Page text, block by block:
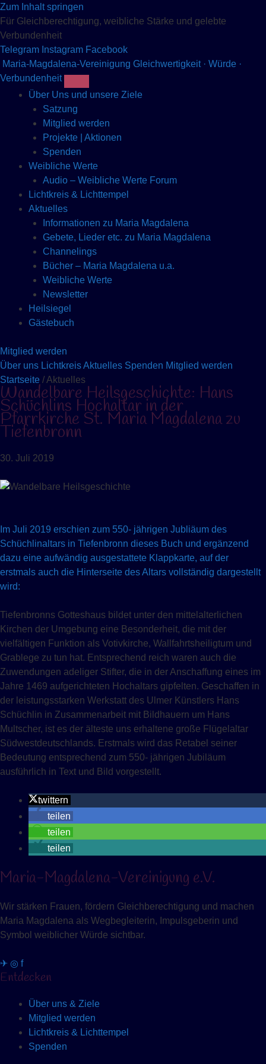
Zum Inhalt springen
Für Gleichberechtigung, weibliche Stärke und gelebte
Verbundenheit
Telegram Instagram Facebook
Maria-Magdalena-Vereinigung Gleichwertigkeit · Würde ·
Verbundenheit
Über Uns und unsere Ziele
Satzung
Mitglied werden
Projekte | Aktionen
Spenden
Weibliche Werte
Audio – Weibliche Werte Forum
Lichtkreis & Lichttempel
Aktuelles
Informationen zu Maria Magdalena
Gebete, Lieder etc. zu Maria Magdalena
Channelings
Bücher – Maria Magdalena u.a.
Weibliche Werte
Newsletter
Heilsiegel
Gästebuch
Mitglied werden
Über uns LichtkreisAktuelles Spenden Mitglied werden
Startseite / Aktuelles
Wandelbare Heilsgeschichte: Hans
Schüchlins Hochaltar in der
Pfarrkirche St. Maria Magdalena zu
Tiefenbronn
30. Juli 2019
Im Juli 2019 erschien zum 550- jährigen Jubliäum des
Schüchlinaltars in Tiefenbronn dieses Buch und ergänzend
dazu eine aufwändig ausgestattete Klappkarte, auf der
erstmals auch die Hinterseite des Altars vollständig dargestellt
wird:
Tiefenbronns Gotteshaus bildet unter den mittelalterlichen
Kirchen der Umgebung eine Besonderheit, die mit der
vielfältigen Funktion als Votivkirche, Wallfahrtsheiligtum und
Grablege zu tun hat. Entsprechend reich waren auch die
Zuwendungen adeliger Stifter, die in der Anschaffung eines im
Jahre 1469 aufgerichteten Hochaltars gipfelten. Geschaffen in
der leistungsstarken Werkstatt des Ulmer Künstlers Hans
Schüchlin in Zusammenarbeit mit Bildhauern um Hans
Multscher, ist es der älteste uns erhaltene große Flügelaltar
Südwestdeutschlands. Erstmals wird das Retabel seiner
Bedeutung entsprechend zum 550- jährigen Jubiläum
ausführlich in Text und Bild vorgestellt.
twittern
teilen
teilen
teilen
Maria-Magdalena-Vereinigung e.V.
Wir stärken Frauen, fördern Gleichberechtigung und machen
Maria Magdalena als Wegbegleiterin, Impulsgeberin und
Symbol weiblicher Würde sichtbar.
✈ ◎ f
Entdecken
Über uns & Ziele
Mitglied werden
Lichtkreis & Lichttempel
Spenden